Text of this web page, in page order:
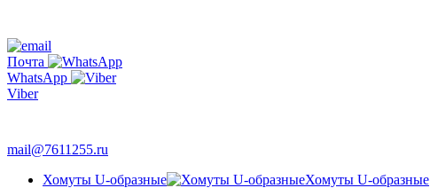
Почта
WhatsApp
Viber
mail@7611255.ru
Хомуты U-образные
Хомуты U-образные